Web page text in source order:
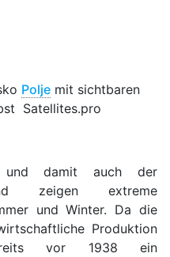
Polje mit sichtbaren
Satellites.pro
damit auch der
zeigen extreme
und Winter. Da die
Produktion
vor 1938 ein